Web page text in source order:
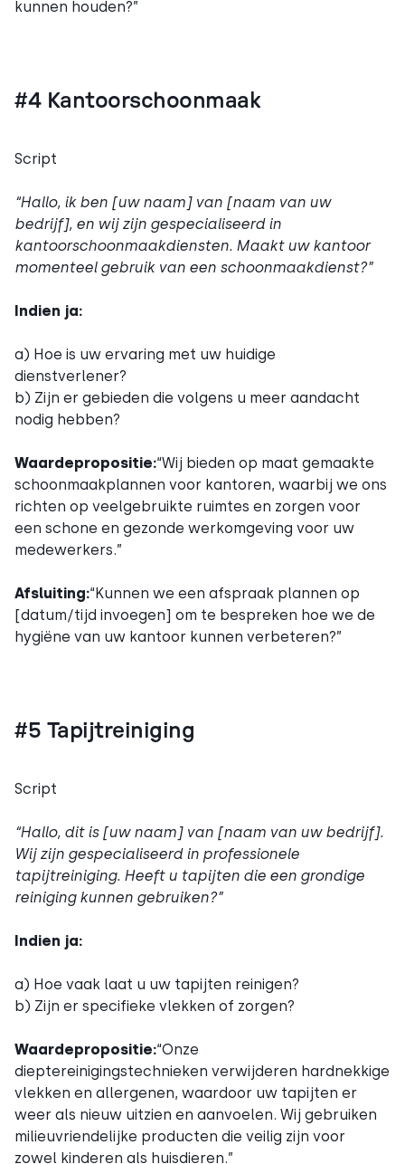
kunnen houden?”
#4 Kantoorschoonmaak
Script
“Hallo, ik ben [uw naam] van [naam van uw
bedrijf], en wij zijn gespecialiseerd in
kantoorschoonmaakdiensten. Maakt uw kantoor
momenteel gebruik van een schoonmaakdienst?”
Indien ja:
a) Hoe is uw ervaring met uw huidige
dienstverlener?
b) Zijn er gebieden die volgens u meer aandacht
nodig hebben?
Waardepropositie:“Wij bieden op maat gemaakte
schoonmaakplannen voor kantoren, waarbij we ons
richten op veelgebruikte ruimtes en zorgen voor
een schone en gezonde werkomgeving voor uw
medewerkers.”
Afsluiting:“Kunnen we een afspraak plannen op
[datum/tijd invoegen] om te bespreken hoe we de
hygiëne van uw kantoor kunnen verbeteren?”
#5 Tapijtreiniging
Script
“Hallo, dit is [uw naam] van [naam van uw bedrijf].
Wij zijn gespecialiseerd in professionele
tapijtreiniging. Heeft u tapijten die een grondige
reiniging kunnen gebruiken?”
Indien ja:
a) Hoe vaak laat u uw tapijten reinigen?
b) Zijn er specifieke vlekken of zorgen?
Waardepropositie:“Onze
dieptereinigingstechnieken verwijderen hardnekkige
vlekken en allergenen, waardoor uw tapijten er
weer als nieuw uitzien en aanvoelen. Wij gebruiken
milieuvriendelijke producten die veilig zijn voor
zowel kinderen als huisdieren.”